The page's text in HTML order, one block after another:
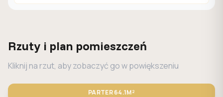
Rzuty i plan pomieszczeń
Kliknij na rzut, aby zobaczyć go w powiększeniu
PARTER64.1M²